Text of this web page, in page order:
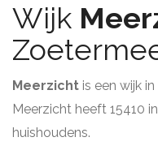
Wijk
Meerzicht is een wijk
Meerzicht heeft 15410
huishoudens.